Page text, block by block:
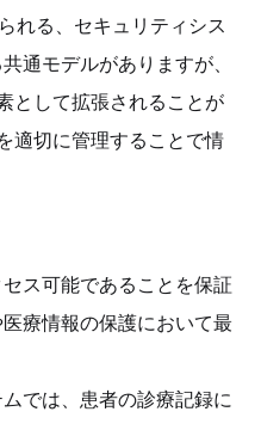
れる、セキュリティシス
通モデルがありますが、
として拡張されることが
適切に管理することで情
ス可能であることを保証
療情報の保護において最
では、患者の診療記録に